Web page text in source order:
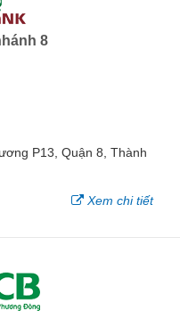
8
P13, Quận 8, Thành
Xem chi tiết